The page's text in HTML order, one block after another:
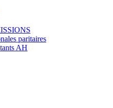
paritaires
AH